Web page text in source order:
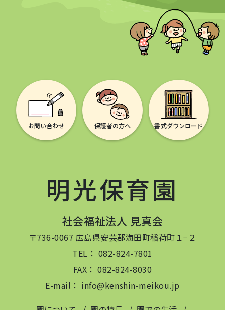
明光保育園
社会福祉法人 見真会
〒736-0067 広島県安芸郡海田町稲荷町１−２
TEL： 082-824-7801
FAX： 082-824-8030
E-mail： info@kenshin-meikou.jp
お問い合わせ 保護者の方へ 書式ダウンロード